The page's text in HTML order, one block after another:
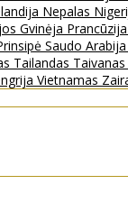
Nepalas
Gvinėja Prancūzija
Saudo Arabija
Tailandas Taivanas
Vietnamas